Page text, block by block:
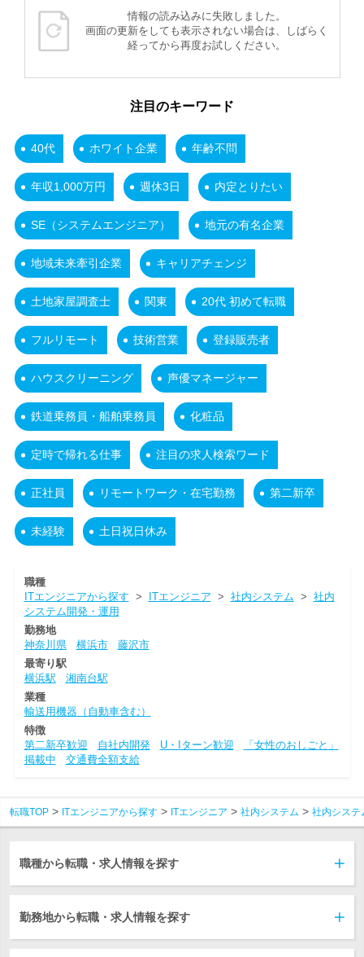
情報の読み込みに失敗しました。
画面の更新をしても表示されない場合は、しばらく
経ってから再度お試しください。
注目のキーワード
40代 ホワイト企業 年齢不問
年収1,000万円 週休3日 内定とりたい
SE（システムエンジニア） 地元の有名企業
地域未来牽引企業 キャリアチェンジ
土地家屋調査士 関東 20代 初めて転職
フルリモート 技術営業 登録販売者
ハウスクリーニング 声優マネージャー
鉄道乗務員・船舶乗務員 化粧品
定時で帰れる仕事 注目の求人検索ワード
正社員 リモートワーク・在宅勤務 第二新卒
未経験 土日祝日休み
職種
ITエンジニアから探す > ITエンジニア > 社内システム > 社内
システム開発・運用
勤務地
神奈川県
横浜市
藤沢市
最寄り駅
横浜駅
湘南台駅
業種
輸送用機器（自動車含む）
特徴
第二新卒歓迎
自社内開発 U・Iターン歓迎
「女性のおしごと」
掲載中
交通費全額支給
転職TOP ITエンジニアから探す ITエンジニア 社内システム 社内システ
職種から転職・求人情報を探す
勤務地から転職・求人情報を探す